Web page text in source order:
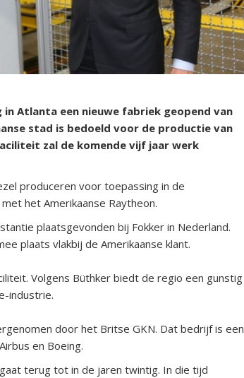
Atlanta een nieuwe fabriek geopend van
stad is bedoeld voor de productie van
zal de komende vijf jaar werk
produceren voor toepassing in de
het Amerikaanse Raytheon.
plaatsgevonden bij Fokker in Nederland.
plaats vlakbij de Amerikaanse klant.
Volgens Büthker biedt de regio een gunstig
industrie.
door het Britse GKN. Dat bedrijf is een
en Boeing.
terug tot in de jaren twintig. In die tijd